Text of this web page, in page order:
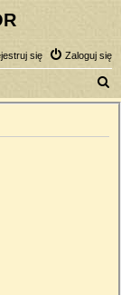
Zaloguj się
się
z